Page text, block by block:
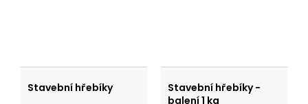
Stavební hřebíky
Stavební hřebíky -
balení 1 kg